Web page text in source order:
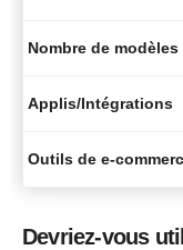
Nombre de modèles
Applis/Intégrations
Outils de e-
Devriez-vous